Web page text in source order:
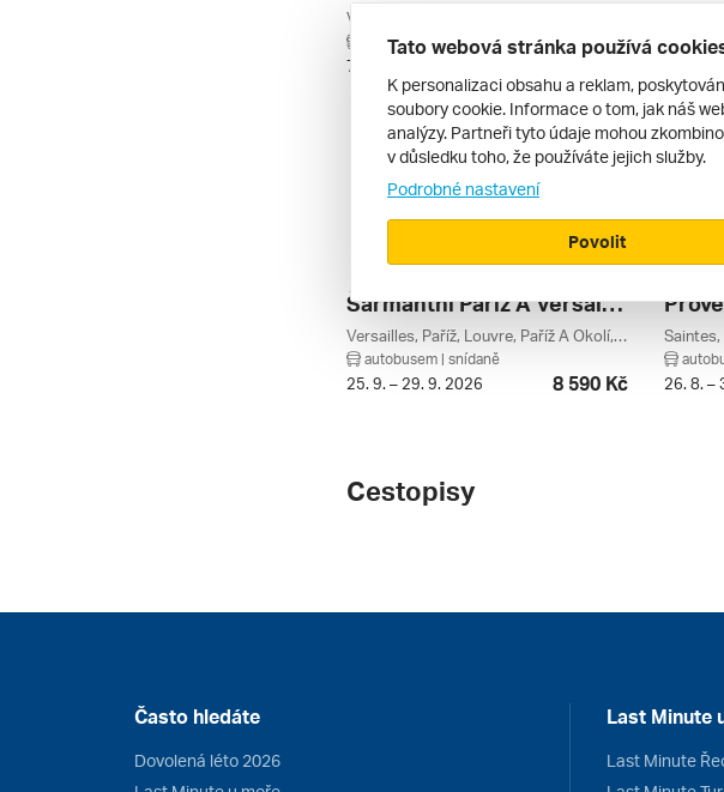
autobusem | snídaně
7. 7. – 11. 7. 2027 7 965 Kč
Šarmantní Paříž A Versailles
Versailles, Paříž, Louvre, Paříž A Okolí, Francie
autobusem | snídaně
25. 9. – 29. 9. 2026 8 590 Kč 26. 8. –
Cestopisy
Často hledáte
Dovolená léto 2026
Last Minute
Last Minute
Tato webová stránka používá
K personalizaci obsahu a reklam,
soubory cookie. Informace o tom, jak náš
analýzy. Partneři tyto údaje mohou
v důsledku toho, že používáte jejich služby.
Podrobné nastavení
Povolit